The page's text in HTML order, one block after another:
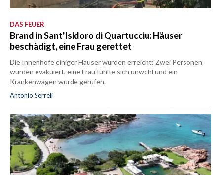
DAS FEUER
Brand in Sant'Isidoro di Quartucciu: Häuser
beschädigt, eine Frau gerettet
Die Innenhöfe einiger Häuser wurden erreicht: Zwei Personen
wurden evakuiert, eine Frau fühlte sich unwohl und ein
Krankenwagen wurde gerufen.
Antonio Serreli